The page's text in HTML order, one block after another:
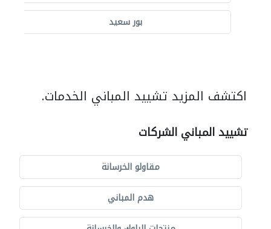
بور سعيد
اكتشف المزيد تشييد المباني الخدمات.
تشييد المباني الشركات
مقاولو الخرسانة
هدم المباني